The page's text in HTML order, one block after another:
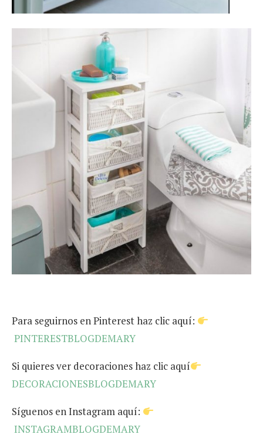
Para seguirnos en Pinterest haz clic aquí:
PINTERESTBLOGDEMARY
Si quieres ver decoraciones haz clic aquí
DECORACIONESBLOGDEMARY
Síguenos en Instagram aquí:
INSTAGRAMBLOGDEMARY